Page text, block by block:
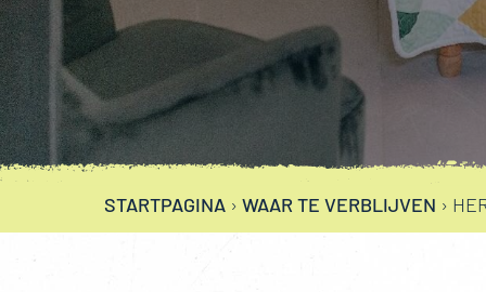
STARTPAGINA › WAAR TE VERBLIJVEN ›